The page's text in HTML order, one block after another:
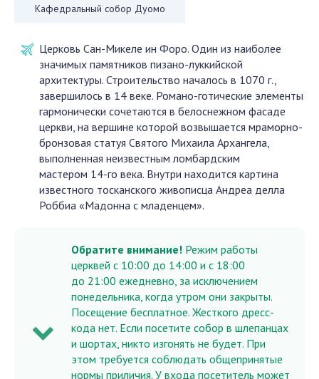
Кафедральный собор Дуомо
Церковь Сан-Микеле ин Форо. Один из наиболее
значимых памятников пизано-луккийской
архитектуры. Строительство началось в 1070 г.,
завершилось в 14 веке. Романо-готические элементы
гармонически сочетаются в белоснежном фасаде
церкви, на вершине которой возвышается мраморно-
бронзовая статуя Святого Михаила Архангела,
выполненная неизвестным ломбардским
мастером 14-го века. Внутри находится картина
известного тосканского живописца Андреа делла
Роббиа «Мадонна с младенцем».
Обратите внимание! Режим работы
церквей с 10:00 до 14:00 и с 18:00
до 21:00 ежедневно, за исключением
понедельника, когда утром они закрыты.
Посещение бесплатное. Жесткого дресс-
кода нет. Если посетите собор в шлепанцах
и шортах, никто изгонять не будет. При
этом требуется соблюдать общепринятые
нормы приличия. У входа посетитель может